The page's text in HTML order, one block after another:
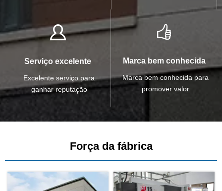

Serviço excelente
Excelente serviço para
ganhar reputação

Marca bem conhecida
Marca bem conhecida para
promover valor
Força da fábrica